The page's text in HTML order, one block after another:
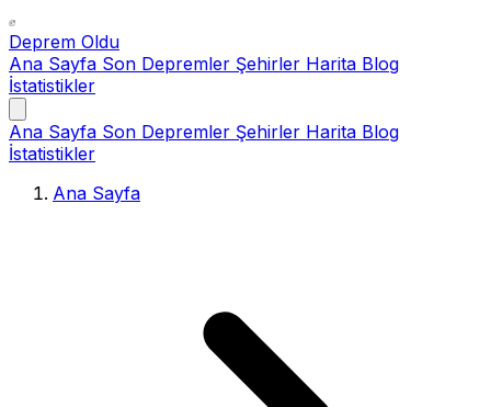
Deprem Oldu
Ana Sayfa Son Depremler Şehirler Harita Blog
İstatistikler
Ana Sayfa Son Depremler Şehirler Harita Blog
İstatistikler
Ana Sayfa